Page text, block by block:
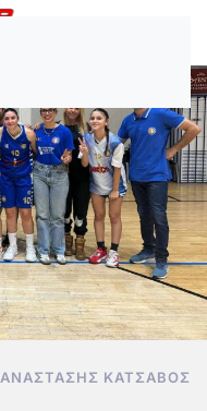
ΑΝΑΣΤΆΣΗΣ ΚΑΤΣΑΒΌΣ